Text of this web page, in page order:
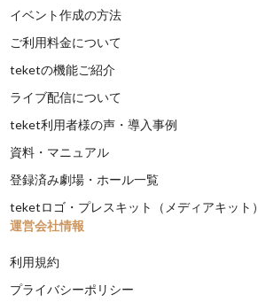
イベント作成の方法
ご利用料金について
teketの機能ご紹介
ライブ配信について
teket利用者様の声・導入事例
資料・マニュアル
登録済み劇場・ホール一覧
teketロゴ・プレスキット（メディアキット）
運営会社情報
利用規約
プライバシーポリシー